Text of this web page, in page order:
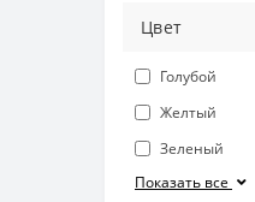
Цвет
Голубой
Желтый
Зеленый
Показать все